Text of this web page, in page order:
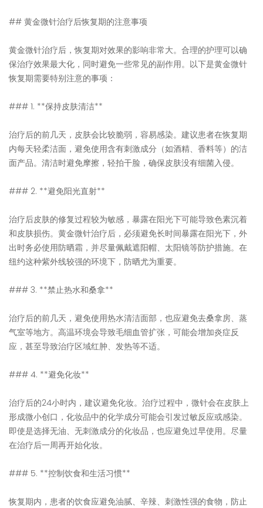
## 黄金微针治疗后恢复期的注意事项
黄金微针治疗后，恢复期对效果的影响非常大。合理的护理可以确
保治疗效果最大化，同时避免一些常见的副作用。以下是黄金微针
恢复期需要特别注意的事项：
### 1. **保持皮肤清洁**
治疗后的前几天，皮肤会比较脆弱，容易感染。建议患者在恢复期
内每天轻柔洁面，避免使用含有刺激成分（如酒精、香料等）的洁
面产品。清洁时避免摩擦，轻拍干脸，确保皮肤没有细菌入侵。
### 2. **避免阳光直射**
治疗后皮肤的修复过程较为敏感，暴露在阳光下可能导致色素沉着
和皮肤损伤。黄金微针治疗后，必须避免长时间暴露在阳光下，外
出时务必使用防晒霜，并尽量佩戴遮阳帽、太阳镜等防护措施。在
纽约这种紫外线较强的环境下，防晒尤为重要。
### 3. **禁止热水和桑拿**
治疗后的前几天，避免使用热水清洁面部，也应避免去桑拿房、蒸
气室等地方。高温环境会导致毛细血管扩张，可能会增加炎症反
应，甚至导致治疗区域红肿、发热等不适。
### 4. **避免化妆**
治疗后的24小时内，建议避免化妆。治疗过程中，微针会在皮肤上
形成微小创口，化妆品中的化学成分可能会引发过敏反应或感染。
即使是选择无油、无刺激成分的化妆品，也应避免过早使用。尽量
在治疗后一周再开始化妆。
### 5. **控制饮食和生活习惯**
恢复期内，患者的饮食应避免油腻、辛辣、刺激性强的食物，防止